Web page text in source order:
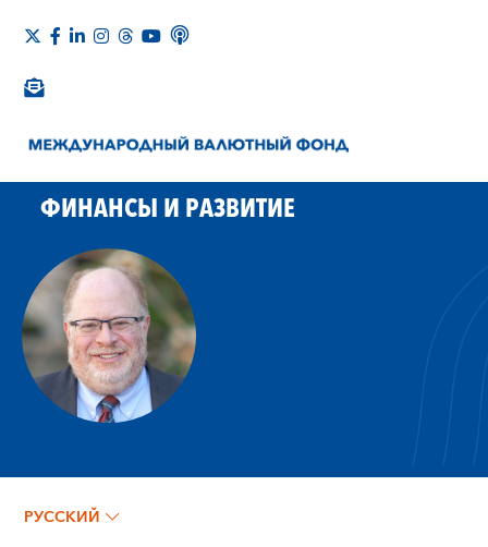
ФИНАНСЫ И РАЗВИТИЕ
Адам С. Позен
РУССКИЙ